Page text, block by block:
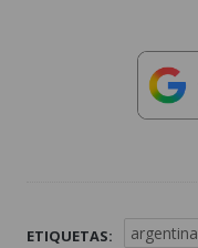
ETIQUETAS: argentina